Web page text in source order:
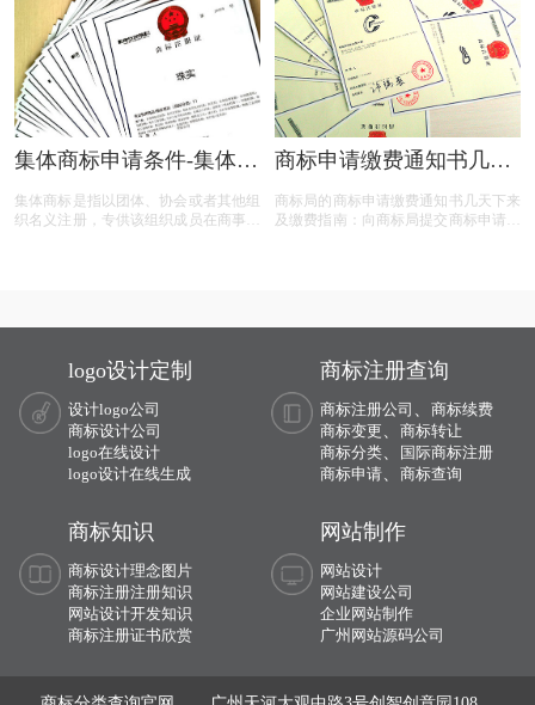
集体商标申请条件-集体商
集体商标是指以团体、协会或者其他组
织名义注册，专供该组织成员在商事活
商标申请缴费通知书几天
商标局的商标申请缴费通知书几天下来
及缴费指南：向商标局提交商标申请资
logo设计定制
设计logo公司
商标设计公司
logo在线设计
logo设计在线生成
商标注册查询
商标注册公司
商标续费
商标变更
商标转让
商标分类、
国际商标注册
商标申请、 商标查询
商标知识
商标设计理念图片
商标注册注册知识
网站设计开发知识
商标注册证书欣赏
网站制作
网站设计
网站建设公司
企业网站制作
广州网站源码公司